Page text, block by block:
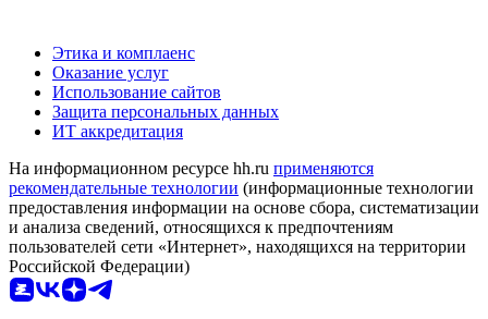
Этика и комплаенс
Оказание услуг
Использование сайтов
Защита персональных данных
ИТ аккредитация
На информационном ресурсе hh.ru применяются
рекомендательные технологии (информационные технологии
предоставления информации на основе сбора, систематизации
и анализа сведений, относящихся к предпочтениям
пользователей сети «Интернет», находящихся на территории
Российской Федерации)